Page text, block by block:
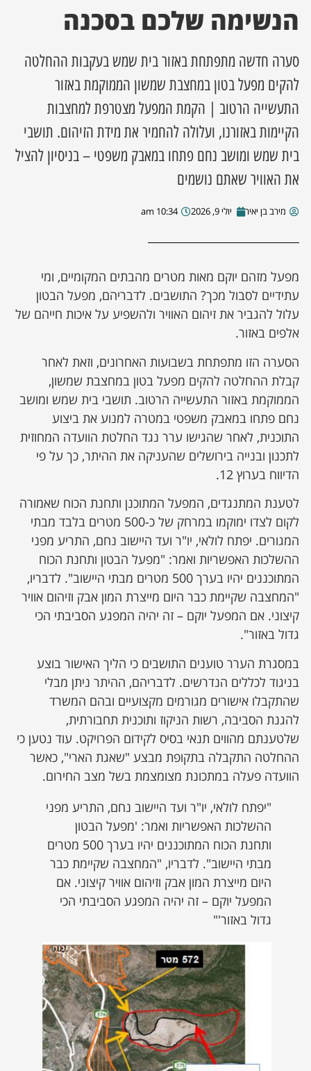
מסע מלחמה
השבוע
מקומית
עסקים
הנשימה שלכם בסכנה
סערה חדשה מתפתחת באזור בית שמש בעקבות ההחלטה
להקים מפעל בטון במחצבת שמשון הממוקמת באזור
התעשייה הרטוב | הקמת המפעל מצטרפת למחצבות
הקיימות באזורנו, ועלולה להחמיר את מידת הזיהום. תושבי
בית שמש ומושב נחם פתחו במאבק משפטי – בניסיון להציל
את האוויר שאתם נושמים
מירב בן יאיר יולי 9, 2026 10:34 am
מפעל מזהם יוקם מאות מטרים מהבתים המקומיים, ומי
עתידיים לסבול מכך? התושבים. לדבריהם, מפעל הבטון
עלול להגביר את זיהום האוויר ולהשפיע על איכות חייהם של
אלפים באזור.
הסערה הזו מתפתחת בשבועות האחרונים, וזאת לאחר
קבלת ההחלטה להקים מפעל בטון במחצבת שמשון,
הממוקמת באזור התעשייה הרטוב. תושבי בית שמש ומושב
נחם פתחו במאבק משפטי במטרה למנוע את ביצוע
התוכנית, לאחר שהגישו ערר נגד החלטת הוועדה המחוזית
לתכנון ובנייה בירושלים שהעניקה את ההיתר, כך על פי
הדיווח בערוץ 12.
לטענת המתנגדים, המפעל המתוכנן ותחנת הכוח שאמורה
לקום לצדו ימוקמו במרחק של כ-500 מטרים בלבד מבתי
המגורים. יפתח לולאי, יו"ר ועד היישוב נחם, התריע מפני
ההשלכות האפשריות ואמר: "מפעל הבטון ותחנת הכוח
המתוכננים יהיו בערך 500 מטרים מבתי היישוב". לדבריו,
"המחצבה שקיימת כבר היום מייצרת המון אבק וזיהום אוויר
קיצוני. אם המפעל יוקם – זה יהיה המפגע הסביבתי הכי
גדול באזור".
במסגרת הערר טוענים התושבים כי הליך האישור בוצע
בניגוד לכללים הנדרשים. לדבריהם, ההיתר ניתן מבלי
שהתקבלו אישורים מגורמים מקצועיים ובהם המשרד
להגנת הסביבה, רשות הניקוז ותוכנית תחבורתית,
שלטענתם מהווים תנאי בסיס לקידום הפרויקט. עוד נטען כי
ההחלטה התקבלה בתקופת מבצע "שאגת הארי", כאשר
הוועדה פעלה במתכונת מצומצמת בשל מצב החירום.
"יפתח לולאי, יו"ר ועד היישוב נחם, התריע מפני
ההשלכות האפשריות ואמר: 'מפעל הבטון
ותחנת הכוח המתוכננים יהיו בערך 500 מטרים
מבתי היישוב". לדבריו, "המחצבה שקיימת כבר
היום מייצרת המון אבק וזיהום אוויר קיצוני. אם
המפעל יוקם – זה יהיה המפגע הסביבתי הכי
גדול באזור'"